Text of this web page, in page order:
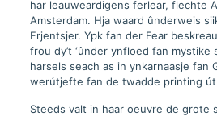
har leauweardigens ferlear, flechte
Amsterdam. Hja waard ûnderweis
Frjentsjer. Ypk fan der Fear
frou dy’t ‘ûnder ynfloed fan
harsels seach as in ynkarnaasje fan
werútjefte fan de twadde printing út
Steeds valt in haar oeuvre de grote